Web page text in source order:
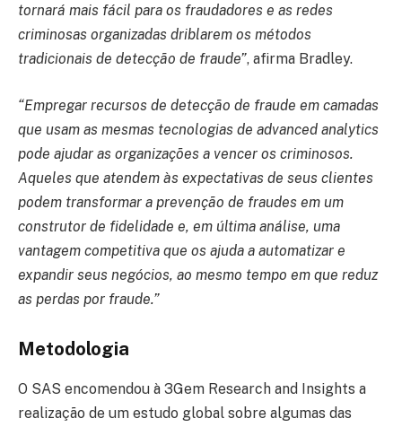
tornará mais fácil para os fraudadores e as redes
criminosas organizadas driblarem os métodos
tradicionais de detecção de fraude”, afirma Bradley.
“Empregar recursos de detecção de fraude em camadas
que usam as mesmas tecnologias de advanced analytics
pode ajudar as organizações a vencer os criminosos.
Aqueles que atendem às expectativas de seus clientes
podem transformar a prevenção de fraudes em um
construtor de fidelidade e, em última análise, uma
vantagem competitiva que os ajuda a automatizar e
expandir seus negócios, ao mesmo tempo em que reduz
as perdas por fraude.”
Metodologia
O SAS encomendou à 3Gem Research and Insights a
realização de um estudo global sobre algumas das